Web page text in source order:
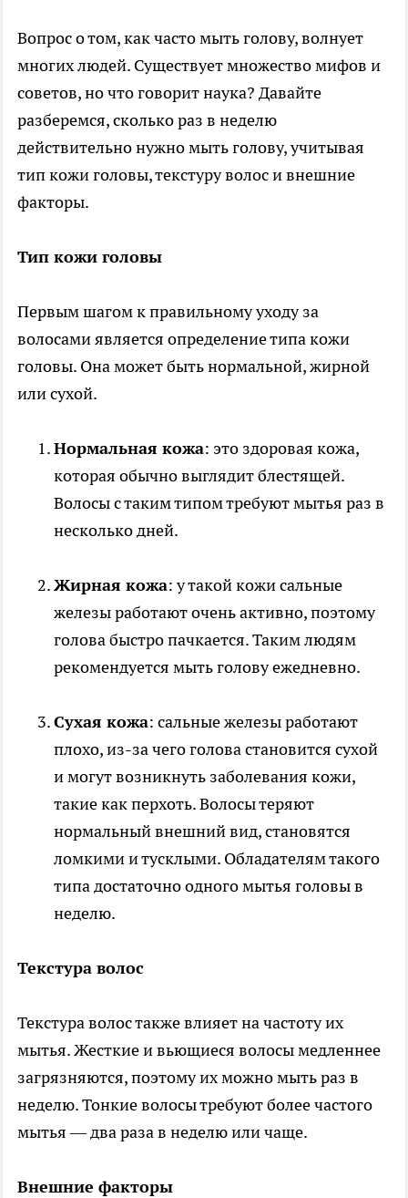
Вопрос о том, как часто мыть голову, волнует
многих людей. Существует множество мифов и
советов, но что говорит наука? Давайте
разберемся, сколько раз в неделю
действительно нужно мыть голову, учитывая
тип кожи головы, текстуру волос и внешние
факторы.
Тип кожи головы
Первым шагом к правильному уходу за
волосами является определение типа кожи
головы. Она может быть нормальной, жирной
или сухой.
Нормальная кожа: это здоровая кожа,
которая обычно выглядит блестящей.
Волосы с таким типом требуют мытья раз в
несколько дней.
Жирная кожа: у такой кожи сальные
железы работают очень активно, поэтому
голова быстро пачкается. Таким людям
рекомендуется мыть голову ежедневно.
Сухая кожа: сальные железы работают
плохо, из-за чего голова становится сухой
и могут возникнуть заболевания кожи,
такие как перхоть. Волосы теряют
нормальный внешний вид, становятся
ломкими и тусклыми. Обладателям такого
типа достаточно одного мытья головы в
неделю.
Текстура волос
Текстура волос также влияет на частоту их
мытья. Жесткие и вьющиеся волосы медленнее
загрязняются, поэтому их можно мыть раз в
неделю. Тонкие волосы требуют более частого
мытья — два раза в неделю или чаще.
Внешние факторы